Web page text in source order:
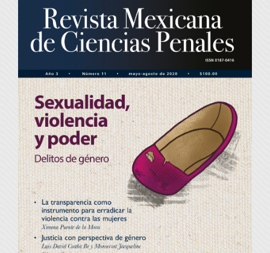
lateral
del
artículo